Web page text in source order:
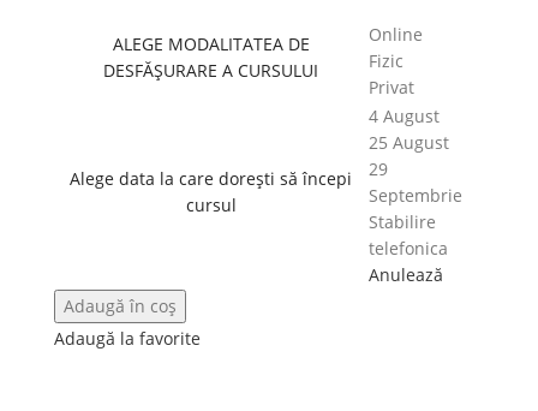
ALEGE MODALITATEA DE
DESFĂȘURARE A CURSULUI
Online
Fizic
Privat
Alege data la care dorești să începi
cursul
4 August
25 August
29
Septembrie
Stabilire
telefonica
Anulează
Adaugă în coș
Adaugă la favorite